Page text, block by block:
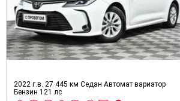
2022 г.в. 27 445 км Седан Автомат вариатор
Бензин 121 лс